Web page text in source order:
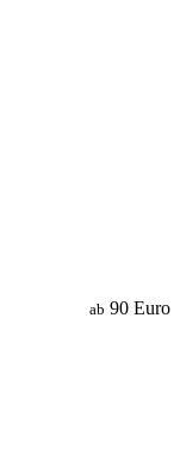
ab 90 Euro